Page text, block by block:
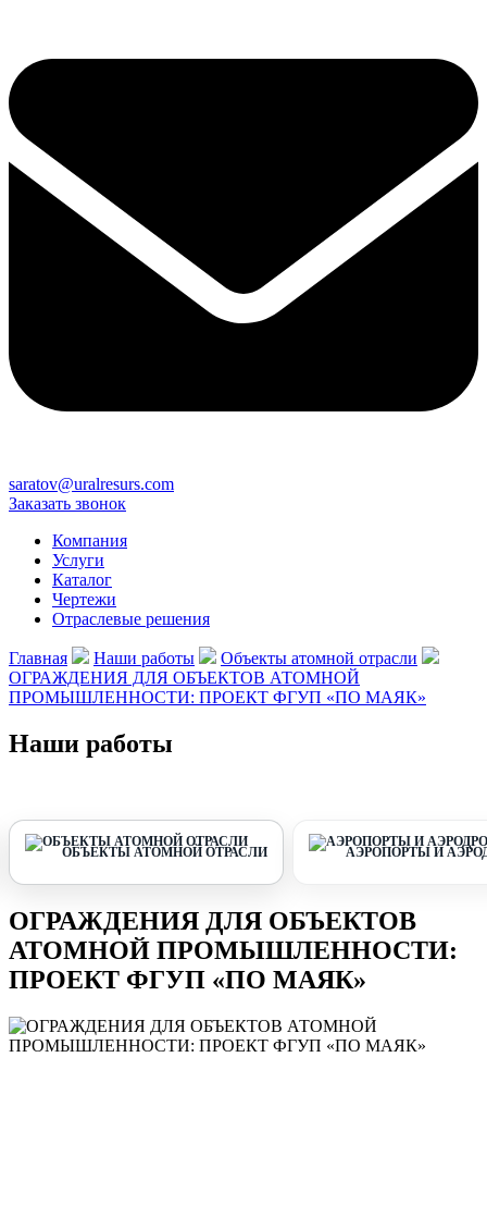
saratov@uralresurs.com
Заказать звонок
Компания
Услуги
Каталог
Чертежи
Отраслевые решения
Главная Наши работы
Объекты атомной отрасли
ОГРАЖДЕНИЯ ДЛЯ ОБЪЕКТОВ АТОМНОЙ
ПРОМЫШЛЕННОСТИ: ПРОЕКТ ФГУП «ПО МАЯК»
Наши работы
ОБЪЕКТЫ АТОМНОЙ ОТРАСЛИ АЭРОПОРТЫ И
ОГРАЖДЕНИЯ ДЛЯ ОБЪЕКТОВ
АТОМНОЙ ПРОМЫШЛЕННОСТИ:
ПРОЕКТ ФГУП «ПО МАЯК»